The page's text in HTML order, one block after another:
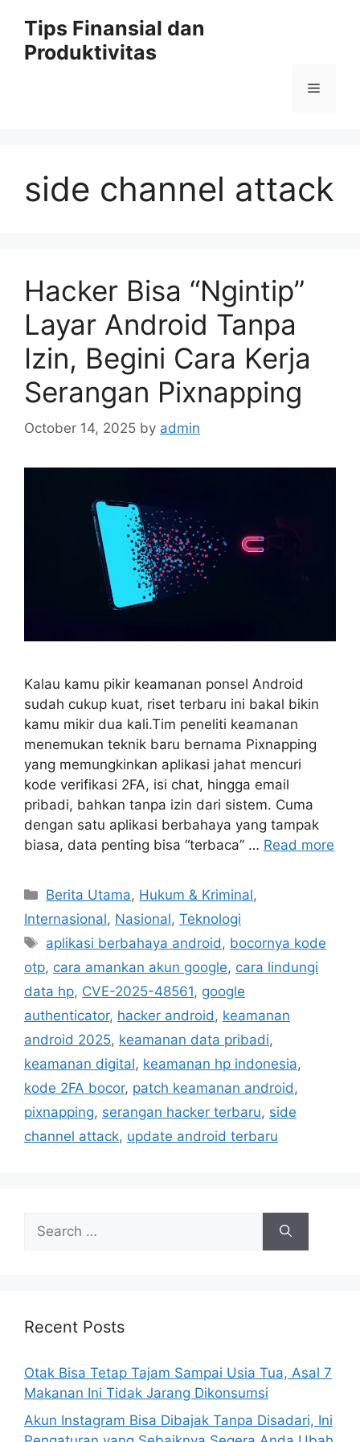
content
Tips Finansial dan
Produktivitas
Menu
side channel attack
Hacker Bisa “Ngintip”
Layar Android Tanpa
Izin, Begini Cara Kerja
Serangan Pixnapping
October 14, 2025 by admin
Kalau kamu pikir keamanan ponsel Android
sudah cukup kuat, riset terbaru ini bakal bikin
kamu mikir dua kali.Tim peneliti keamanan
menemukan teknik baru bernama Pixnapping
yang memungkinkan aplikasi jahat mencuri
kode verifikasi 2FA, isi chat, hingga email
pribadi, bahkan tanpa izin dari sistem. Cuma
dengan satu aplikasi berbahaya yang tampak
biasa, data penting bisa “terbaca” … Read more
C
a
e
g
o
r
i
s
Berita Utama, Hukum & Kriminal,
Internasional, Nasional, Teknologi
T
s
aplikasi berbahaya android, bocornya kode
otp, cara amankan akun google, cara lindungi
data hp, CVE-2025-48561, google
authenticator, hacker android, keamanan
android 2025, keamanan data pribadi,
keamanan digital, keamanan hp indonesia,
kode 2FA bocor, patch keamanan android,
pixnapping, serangan hacker terbaru, side
channel attack, update android terbaru
h
r
:
Recent Posts
Otak Bisa Tetap Tajam Sampai Usia Tua, Asal 7
Makanan Ini Tidak Jarang Dikonsumsi
Akun Instagram Bisa Dibajak Tanpa Disadari, Ini